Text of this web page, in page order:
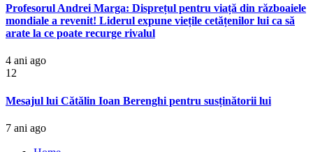
Profesorul Andrei Marga: Disprețul pentru viață din războaiele
mondiale a revenit! Liderul expune viețile cetățenilor lui ca să
arate la ce poate recurge rivalul
4 ani ago
12
Mesajul lui Cătălin Ioan Berenghi pentru susținătorii lui
7 ani ago